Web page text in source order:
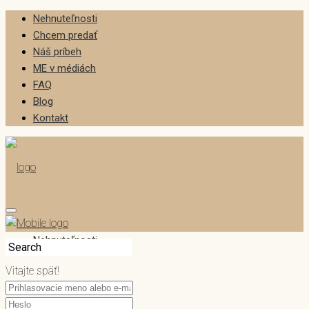
Nehnuteľnosti
Chcem predať
Náš príbeh
ME v médiách
FAQ
Blog
Kontakt
Nehnuteľnosti
Chcem predať
Vitajte späť!